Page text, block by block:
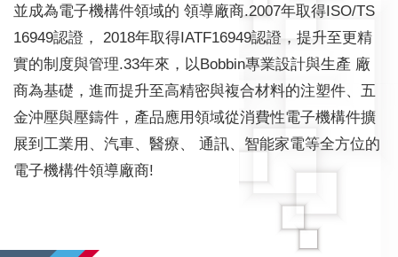
並成為電子機構件領域的 領導廠商.2007年取得ISO/TS
16949認證， 2018年取得IATF16949認證，提升至更精
實的制度與管理.33年來，以Bobbin專業設計與生產 廠
商為基礎，進而提升至高精密與複合材料的注塑件、五
金沖壓與壓鑄件，產品應用領域從消費性電子機構件擴
展到工業用、汽車、醫療、 通訊、智能家電等全方位的
電子機構件領導廠商!